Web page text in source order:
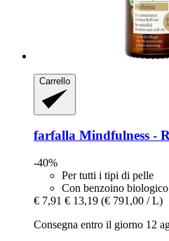
Carrello
farfalla Mindfulness -​
-40%
Per tutti i tipi di pelle
Con benzoino biologico
€ 7,91 € 13,19 (€ 791,00 / L)
Consegna entro il giorno 12